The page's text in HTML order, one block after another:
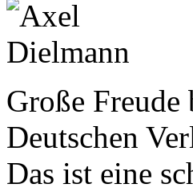
Große
Deutschen
Das ist eine